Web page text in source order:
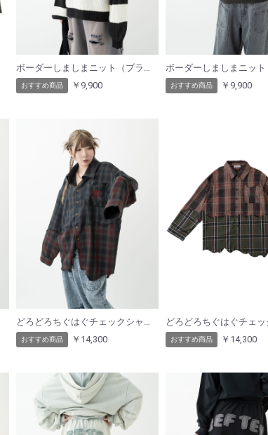
おすすめ商品 ￥9,900 おすすめ商品 ￥9,900
どろどろちぐはぐチェックシャツ（ネイビー）
おすすめ商品 ￥14,300 おすすめ商品 ￥14,300